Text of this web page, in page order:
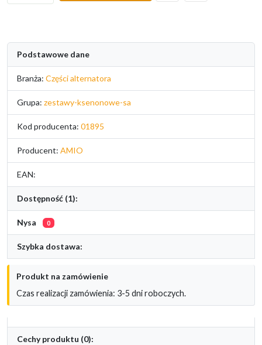
Podstawowe dane
Branża: Części alternatora
Grupa: zestawy-ksenonowe-sa
Kod producenta: 01895
Producent: AMIO
EAN:
Dostępność (1):
Nysa 0
Szybka dostawa:
Produkt na zamówienie
Czas realizacji zamówienia: 3-5 dni roboczych.
Cechy produktu (0):